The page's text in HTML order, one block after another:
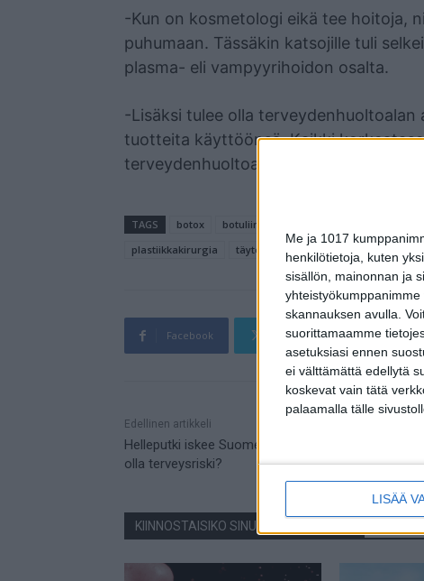
Me ja 1017
henkilötietoja, kuten
sisällön, mainonnan ja
skannauksen avulla.
suorittamaamme
asetuksiasi ennen
ei välttämättä edellytä
koskevat vain tätä
palaamalla tälle
LISÄÄ
-Kun on kosmetologi eikä tee hoitoja,
puhumaan. Tässäkin katsojille tuli
plasma- eli vampyyrihoidon osalta.
-Lisäksi tulee olla
tuotteita käyttöönsä. Kaikki
terveydenhuoltoalan ammattilaisille,
TAGS botox botuliini
plastiikkakirurgia
täyteaine
Facebook Twitter
Mainos
Edellinen artikkeli
Helleputki iskee Suomeen: Tiesitkö että tuuletin voi
olla terveysriski?
KIINNOSTAISIKO SINUA NÄMÄ JUTUT?